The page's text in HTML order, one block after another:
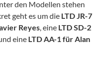
den Modellen stehen
geht es um die LTD JR-7
Reyes, eine LTD SD-2
eine LTD AA-1 für Alan